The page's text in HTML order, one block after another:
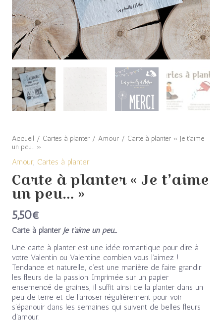
Accueil / Cartes à planter/ Amour/ Carte à planter « Je t’aime
un peu… »
Amour, Cartes à planter
Carte à planter « Je t’aime
un peu… »
5,50€
Carte à planter Je t’aime un peu…
Une carte à planter est une idée romantique pour dire à
votre Valentin ou Valentine combien vous l’aimez !
Tendance et naturelle, c’est une manière de faire grandir
les fleurs de la passion. Imprimée sur un papier
ensemencé de graines, il suffit ainsi de la planter dans un
peu de terre et de l’arroser régulièrement pour voir
s’épanouir dans les semaines qui suivent de belles fleurs
d’amour.